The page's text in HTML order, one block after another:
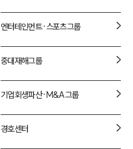
엔터테인먼트·스포츠그룹
중대재해그룹
기업회생파산·M&A그룹
경호센터